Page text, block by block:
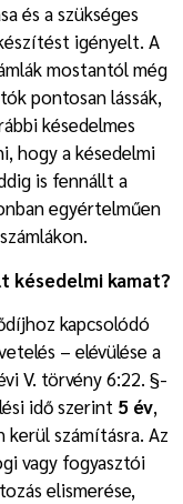
és a szükséges
igényelt. A
mostantól még
pontosan lássák,
késedelmes
hogy a késedelmi
is fennállt a
egyértelműen
késedelmi kamat?
kapcsolódó
– elévülése a
V. törvény 6:22. §-
idő szerint 5 év,
számításra. Az
vagy fogyasztói
elismerése,